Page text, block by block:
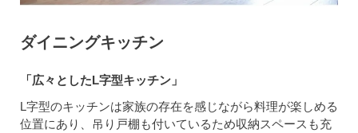
ダイニングキッチン
「広々としたL字型キッチン」
L字型のキッチンは家族の存在を感じながら料理が楽しめる
位置にあり、吊り戸棚も付いているため収納スペースも充